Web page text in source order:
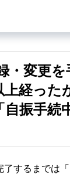
・変更を
経った
振手続
するまでは